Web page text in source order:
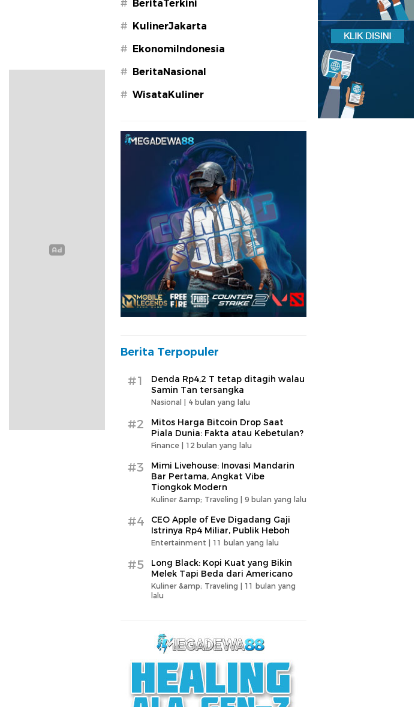
# BeritaTerkini
# KulinerJakarta
# EkonomiIndonesia
# BeritaNasional
# WisataKuliner
Berita Terpopuler
#1
Denda Rp4,2 T tetap ditagih walau
Samin Tan tersangka
Nasional | 4 bulan yang lalu
#2
Mitos Harga Bitcoin Drop Saat
Piala Dunia: Fakta atau Kebetulan?
Finance | 12 bulan yang lalu
#3
Mimi Livehouse: Inovasi Mandarin
Bar Pertama, Angkat Vibe
Tiongkok Modern
Kuliner &amp; Traveling | 9 bulan yang lalu
#4
CEO Apple of Eve Digadang Gaji
Istrinya Rp4 Miliar, Publik Heboh
Entertainment | 11 bulan yang lalu
#5
Long Black: Kopi Kuat yang Bikin
Melek Tapi Beda dari Americano
Kuliner &amp; Traveling | 11 bulan yang
lalu